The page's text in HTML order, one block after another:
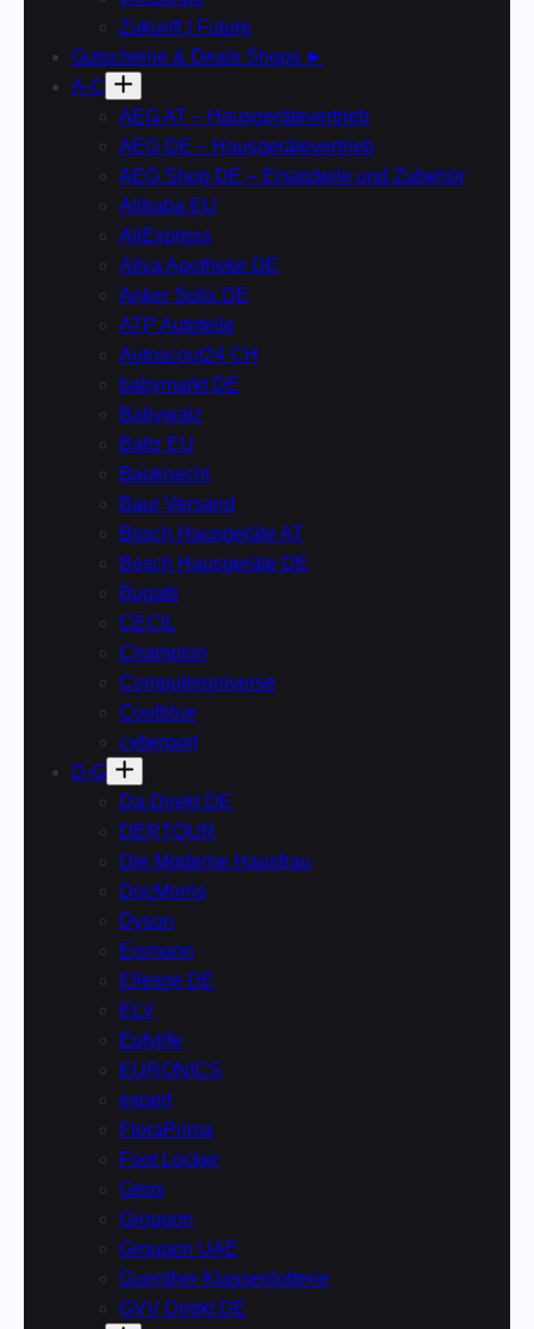
Zukunft | Future
Gutscheine & Deals Shops ►
A-C
AEG AT – Hausgerätevertrieb
AEG DE – Hausgerätevertrieb
AEG Shop DE – Ersatzteile und Zubehör
Alibaba EU
AliExpress
Aliva Apotheke DE
Anker Solix DE
ATP Autoteile
Autoscout24 CH
babymarkt DE
Babywalz
Baltz EU
Bauknecht
Baur Versand
Bosch Hausgeräte AT
Bosch Hausgeräte DE
Bugatti
CECIL
Champion
Computeruniverse
Coolblue
cyberport
D-G
Da-Direkt DE
DERTOUR
Die Moderne Hausfrau
DocMorris
Dyson
Eismann
Ellesse DE
ELV
Eufylife
EURONICS
expert
FloraPrima
Foot Locker
Geox
Groupon
Groupon UAE
Guenther Klassenlotterie
GVV Direkt DE